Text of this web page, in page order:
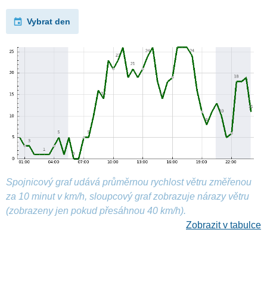
Vybrat den
Spojnicový graf udává průměrnou rychlost větru změřenou
za 10 minut v km/h, sloupcový graf zobrazuje nárazy větru
(zobrazeny jen pokud přesáhnou 40 km/h).
Zobrazit v tabulce